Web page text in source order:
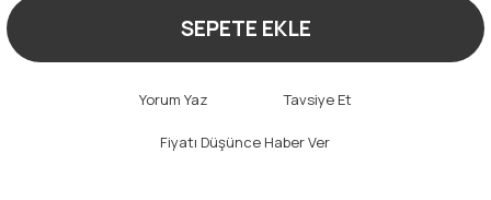
SEPETE EKLE
Yorum Yaz Tavsiye Et
Fiyatı Düşünce Haber Ver